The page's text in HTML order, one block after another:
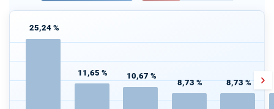
25,24 %
11,65 % 10,67 %
8,73 % 8,73 %